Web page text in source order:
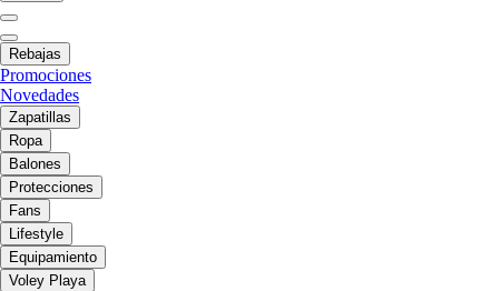
Rebajas
Promociones
Novedades
Zapatillas
Ropa
Balones
Protecciones
Fans
Lifestyle
Equipamiento
Voley Playa